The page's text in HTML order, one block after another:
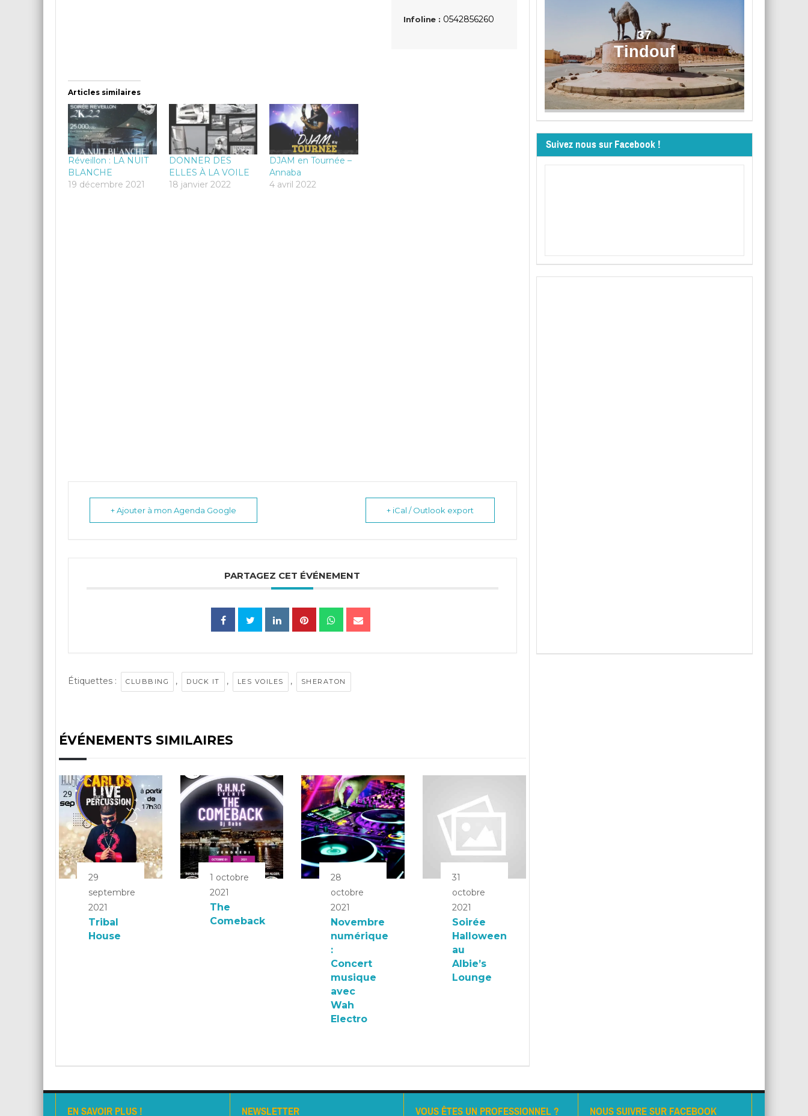
Articles similaires
Réveillon : LA NUIT
BLANCHE
19 décembre 2021
DONNER DES
ELLES À LA VOILE
18 janvier 2022
DJAM en Tournée –
Annaba
4 avril 2022
Infoline : 0542856260
+ Ajouter à mon Agenda Google + iCal / Outlook export
PARTAGEZ CET ÉVÉNEMENT
Étiquettes : CLUBBING , DUCK IT , LES VOILES , SHERATON
ÉVÉNEMENTS SIMILAIRES
29
septembre
2021
Tribal
House
1 octobre
2021
The
Comeback
28
octobre
2021
Novembre
numérique
:
Concert
musique
avec
Wah
Electro
31
octobre
2021
Soirée
Halloween
au
Albie’s
Lounge
37
Tindouf
Suivez nous sur Facebook !
EN SAVOIR PLUS ! NEWSLETTER VOUS ÊTES UN PROFESSIONNEL ? NOUS SUIVRE SUR FACEBOOK